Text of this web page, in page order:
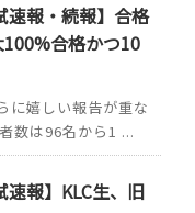
速報・続報】合格
合格かつ10
に嬉しい報告が重な
数は96名から1 ...
速報】KLC生、旧